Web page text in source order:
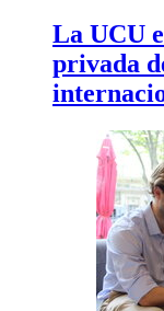
La UCU
privada